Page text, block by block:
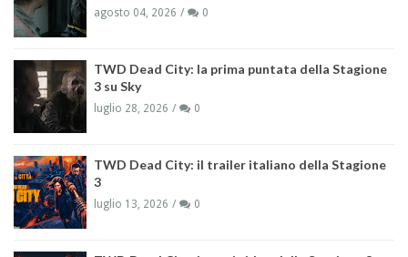
agosto 04, 2026 0
TWD Dead City: la prima puntata della Stagione
3 su Sky
luglio 28, 2026 0
TWD Dead City: il trailer italiano della Stagione
3
luglio 13, 2026 0